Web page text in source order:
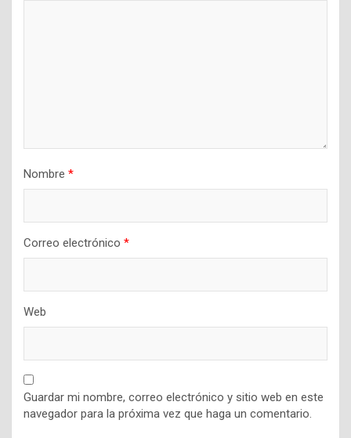
Nombre *
Correo electrónico *
Web
Guardar mi nombre, correo electrónico y sitio web en este
navegador para la próxima vez que haga un comentario.